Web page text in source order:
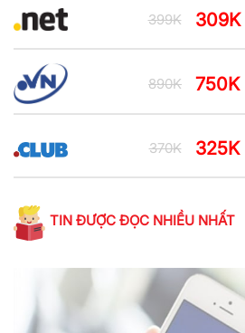
399K 309K
890K 750K
370K 325K
TIN ĐƯỢC ĐỌC NHIỀU NHẤT